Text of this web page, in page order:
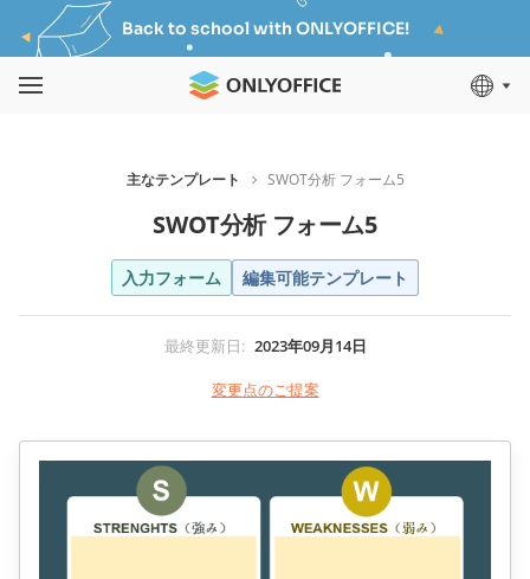
Back to school with ONLYOFFICE!
主なテンプレート SWOT分析 フォーム5
SWOT分析 フォーム5
入力フォーム 編集可能テンプレート
最終更新日: 2023年09月14日
変更点のご提案